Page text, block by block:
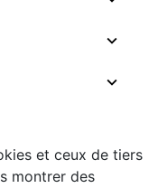
et ceux de tiers
montrer des